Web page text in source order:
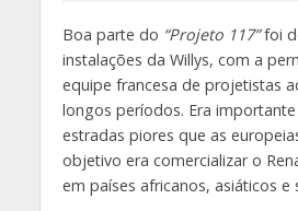
Boa parte do “Projeto 117”foi
instalações da Willys, com a
equipe francesa de projetistas
longos períodos. Era
estradas piores que as
objetivo era comercializar o
em países africanos, asiáticos e